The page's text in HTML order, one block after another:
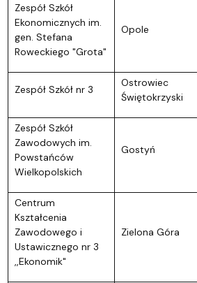
Zespół Szkół
Ekonomicznych im.
gen. Stefana
Roweckiego "Grota"
Opole
Zespół Szkół nr 3
Ostrowiec
Świętokrzyski
Zespół Szkół
Zawodowych im.
Powstańców
Wielkopolskich
Gostyń
Centrum
Kształcenia
Zawodowego i
Ustawicznego nr 3
,,Ekonomik"
Zielona Góra